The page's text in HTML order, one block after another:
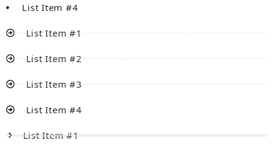
List Item #4
List Item #1
List Item #2
List Item #3
List Item #4
List Item #1